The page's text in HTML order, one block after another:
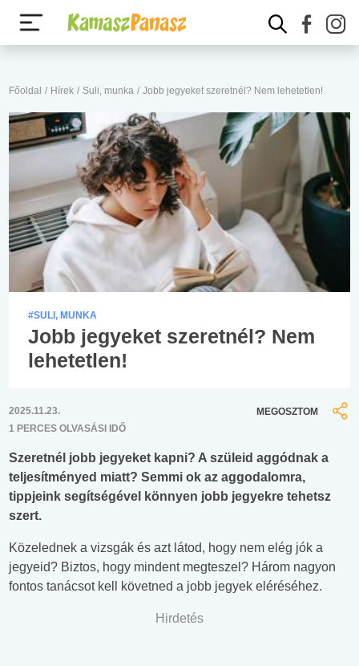
Főoldal / Hírek / Suli, munka / Jobb jegyeket szeretnél? Nem lehetetlen!
#SULI, MUNKA
Jobb jegyeket szeretnél? Nem
lehetetlen!
2025.11.23.
1 PERCES OLVASÁSI IDŐ
MEGOSZTOM
Szeretnél jobb jegyeket kapni? A szüleid aggódnak a
teljesítményed miatt? Semmi ok az aggodalomra,
tippjeink segítségével könnyen jobb jegyekre tehetsz
szert.
Közelednek a vizsgák és azt látod, hogy nem elég jók a
jegyeid? Biztos, hogy mindent megteszel? Három nagyon
fontos tanácsot kell követned a jobb jegyek eléréséhez.
Hirdetés